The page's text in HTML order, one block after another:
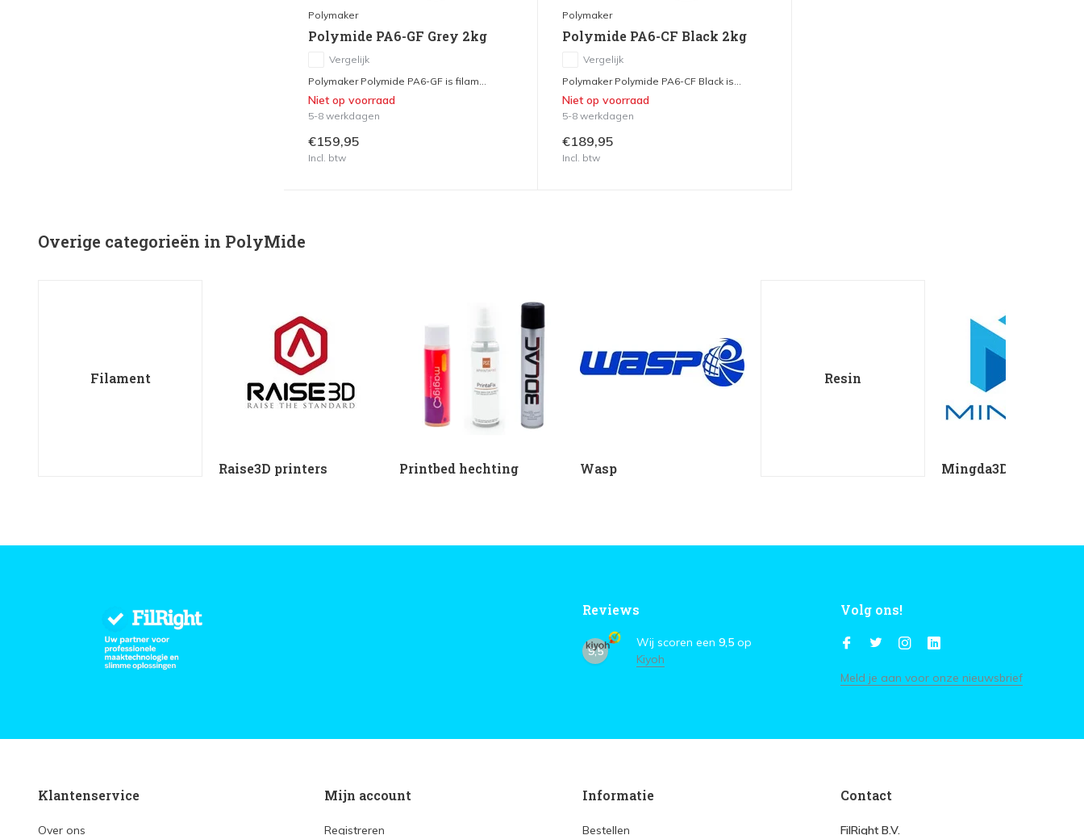
Polymaker
Polymide PA6-GF Grey 2kg
Vergelijk
Polymaker Polymide PA6-GF is filam...
Niet op voorraad
5-8 werkdagen
€159,95
Incl. btw
Polymaker
Polymide PA6-CF Black 2kg
Vergelijk
Polymaker Polymide PA6-CF Black is...
Niet op voorraad
5-8 werkdagen
€189,95
Incl. btw
Overige categorieën in PolyMide
Filament
Raise3D printers Printbed hechting Wasp
Resin
Mingda3D
Reviews
9,5
Wij scoren een 9,5 op
Kiyoh
Volg ons!
Meld je aan voor onze nieuwsbrief
Klantenservice
Over ons
Mijn account
Registreren
Informatie
Bestellen
Contact
FilRight B.V.